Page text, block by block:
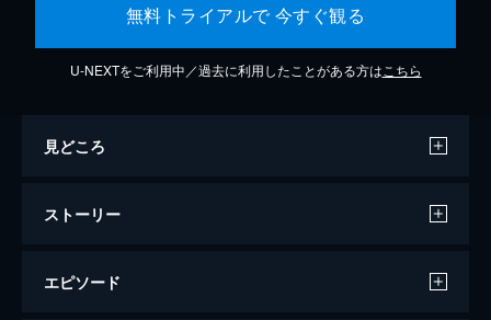
無料トライアルで 今すぐ観る
U-NEXTをご利用中／過去に利用したことがある方は こちら
見どころ
ストーリー
エピソード